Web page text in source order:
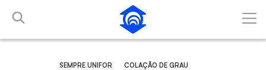
Pular para o Conteúdo principal
SEMPRE UNIFOR COLAÇÃO DE GRAU